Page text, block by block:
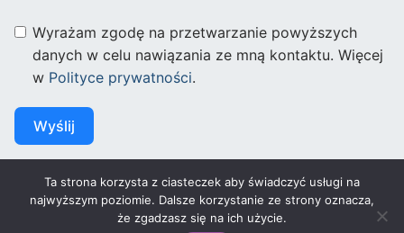
Wyrażam zgodę na przetwarzanie powyższych
danych w celu nawiązania ze mną kontaktu. Więcej
w Polityce prywatności.
Wyślij
Ta strona korzysta z ciasteczek aby świadczyć usługi na
najwyższym poziomie. Dalsze korzystanie ze strony oznacza,
że zgadzasz się na ich użycie.